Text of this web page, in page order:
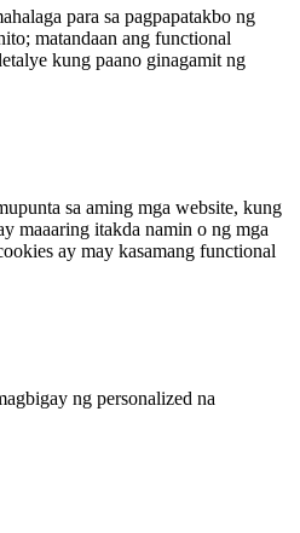
para sa pagpapatakbo ng
matandaan ang functional
kung paano ginagamit ng
sa aming mga website, kung
maaaring itakda namin o ng mga
ay may kasamang functional
ng personalized na